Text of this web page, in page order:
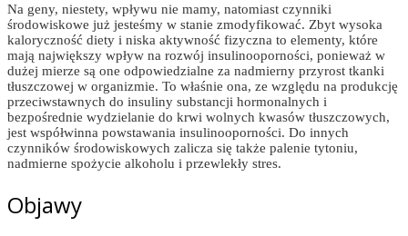
Na geny, niestety, wpływu nie mamy, natomiast czynniki
środowiskowe już jesteśmy w stanie zmodyfikować. Zbyt wysoka
kaloryczność diety i niska aktywność fizyczna to elementy, które
mają największy wpływ na rozwój insulinooporności, ponieważ w
dużej mierze są one odpowiedzialne za nadmierny przyrost tkanki
tłuszczowej w organizmie. To właśnie ona, ze względu na produkcję
przeciwstawnych do insuliny substancji hormonalnych i
bezpośrednie wydzielanie do krwi wolnych kwasów tłuszczowych,
jest współwinna powstawania insulinooporności. Do innych
czynników środowiskowych zalicza się także palenie tytoniu,
nadmierne spożycie alkoholu i przewlekły stres.
Objawy